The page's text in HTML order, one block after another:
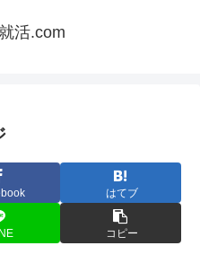
活.com
はてブ
コピー